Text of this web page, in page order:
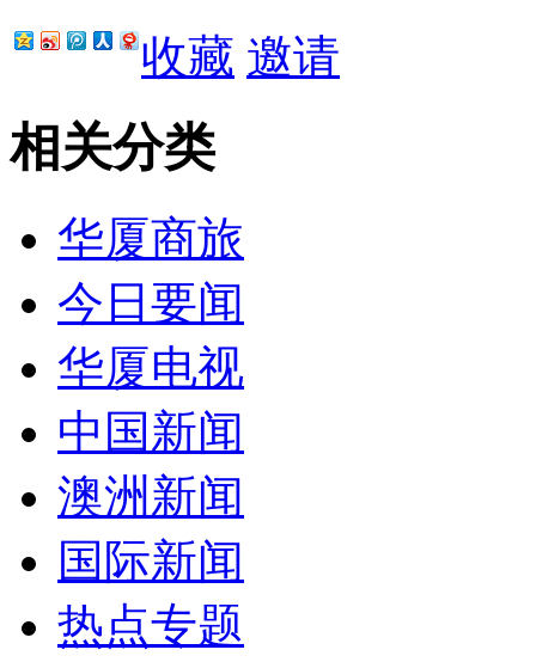
收藏 邀请
相关分类
华厦商旅
今日要闻
华厦电视
中国新闻
澳洲新闻
国际新闻
热点专题